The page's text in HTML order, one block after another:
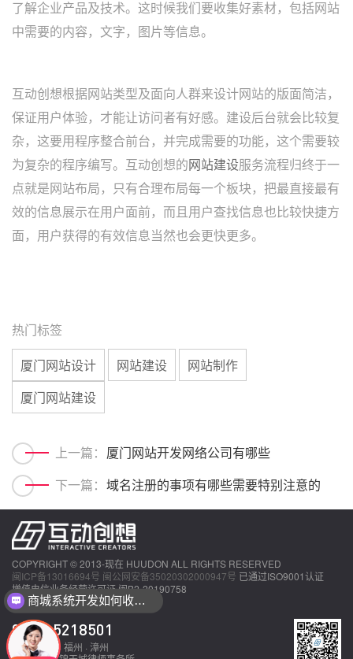
了解企业产品及技术。这时候我们要收集好素材，包括网站
中需要的内容，文字，图片等信息。
互动创想根据网站类型及面向人群来设计网站的版面简洁，
保证用户体验，才能让访问者有好感。建设后台就会比较复
杂，这要用程序整合前台，并完成需要的功能，这个需要较
为复杂的程序编写。互动创想的 网站建设服务流程归终于一
点就是网站布局，只有合理布局每一个板块，把最直接最有
效的信息展示在用户面前，而且用户查找信息也比较快捷方
面，用户获得的有效信息当然也会更快更多。
热门标签
厦门网站设计
网站建设
网站制作
厦门网站建设
上一篇： 厦门网站开发网络公司有哪些
下一篇： 域名注册的事项有哪些需要特别注意的
COPYRIGHT © 2013-现在 HUUDON ALL RIGHTS RESERVED
闽ICP备13016694号 闽公网安备35020302000947号 已通过ISO9001认证
增值电信业务经营许可证 闽B2-20190758
0592-5218501
厦门 · 泉州 · 福州 · 漳州
商城系统开发如何收费？